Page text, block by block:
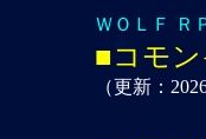
ＷＯＬＦ Ｒ
■コモ
（更新：